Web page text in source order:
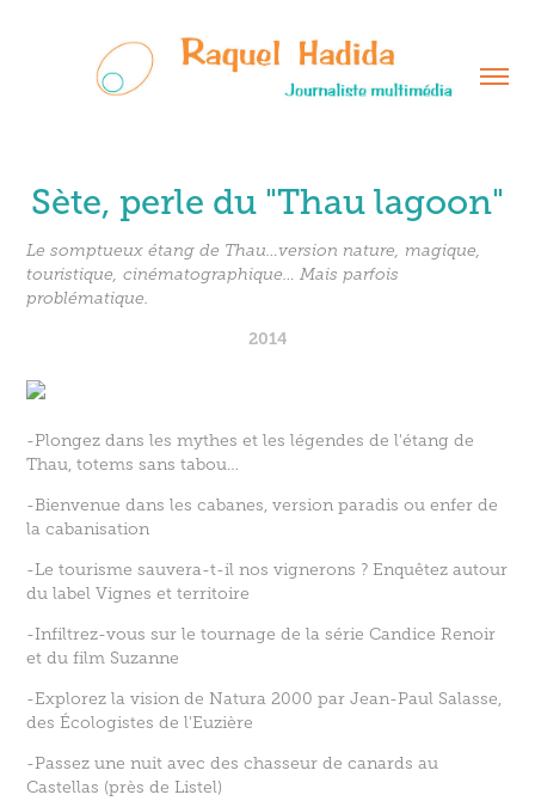
Sète, perle du "Thau lagoon"
Le somptueux étang de Thau…version nature, magique,
touristique, cinématographique… Mais parfois
2014
-Plongez dans les mythes et les légendes de l'étang de
Thau, totems sans tabou…
-Bienvenue dans les cabanes, version paradis ou enfer de
la cabanisation
-Le tourisme sauvera-t-il nos vignerons ? Enquêtez autour
du label Vignes et territoire
-Infiltrez-vous sur le tournage de la série Candice Renoir
et du film Suzanne
-Explorez la vision de Natura 2000 par Jean-Paul Salasse,
des Écologistes de l'Euzière
-Passez une nuit avec des chasseur de canards au
Castellas (près de Listel)